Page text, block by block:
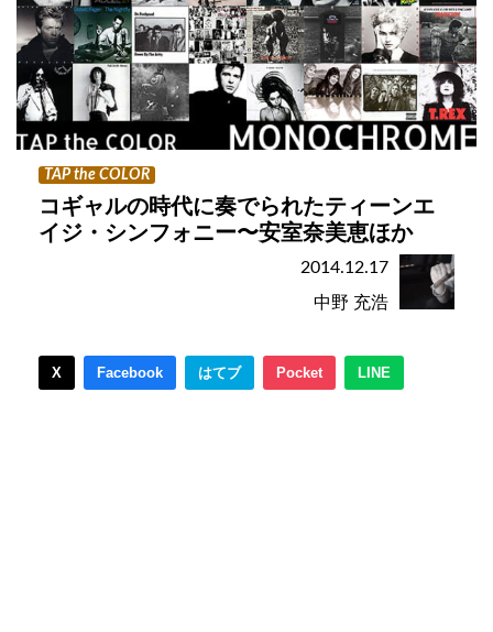
TAP the COLOR
コギャルの時代に奏でられたティーンエ
イジ・シンフォニー〜安室奈美恵ほか
2014.12.17
中野 充浩
X Facebook はてブ Pocket LINE